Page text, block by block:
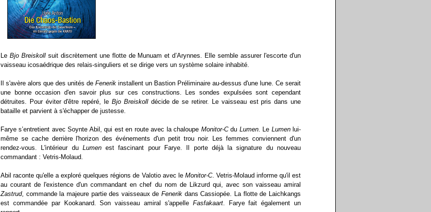
Le Bjo Breiskollsuit discrètement une flotte de Munuam et d’Arynnes. Elle semble assurer l'escorte d'un
vaisseau icosaédrique des relais-singuliers et se dirige vers un système solaire inhabité.
Il s'avère alors que des unités de Fenerik installent un Bastion Préliminaire au-dessus d'une lune. Ce serait
une bonne occasion d'en savoir plus sur ces constructions. Les sondes expulsées sont cependant
détruites. Pour éviter d'être repéré, le Bjo Breiskolldécide de se retirer. Le vaisseau est pris dans une
bataille et parvient à s'échapper de justesse.
Farye s’entretient avec Soynte Abil, qui est en route avec la chaloupe Monitor-Cdu Lumen. Le Lumenlui-
même se cache derrière l'horizon des événements d'un petit trou noir. Les femmes conviennent d'un
rendez-vous. L'intérieur du Lumenest fascinant pour Farye. Il porte déjà la signature du nouveau
commandant : Vetris-Molaud.
Abil raconte qu'elle a exploré quelques régions de Valotio avec le Monitor-C. Vetris-Molaud informe qu'il est
au courant de l'existence d'un commandant en chef du nom de Likzurd qui, avec son vaisseau amiral
Zastrud, commande la majeure partie des vaisseaux deFenerik dans Cassiopée. La flotte de Laichkangs
est commandée par Kookanard. Son vaisseau amiral s'appelle Fasfakaart. Farye fait également un